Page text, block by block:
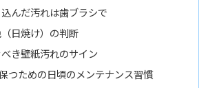
んだ汚れは歯ブラシで
日焼け）の判断
き壁紙汚れのサイン
つための日頃のメンテナンス習慣